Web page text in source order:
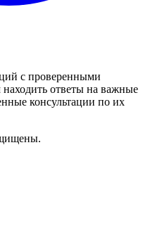
с проверенными
ответы на важные
консультации по их